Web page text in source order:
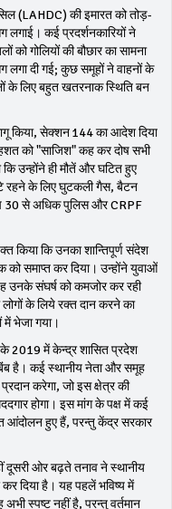
(LAHDC) की इमारत को तोड़-
लगाई। कई प्रदर्शनकारियों ने
गोलियों की बौछार का सामना
लगा दी गई; कुछ समूहों ने वाहनों के
के लिए बहुत खतरनाक स्थिति बन
किया, सेक्शन 144 का आदेश दिया
को "साजिश" कह कर दोष सभी
उन्होंने ही मौतें और घटित हुए
रहने के लिए घुटकली गैस, बैटन
30 से अधिक पुलिस और CRPF
किया कि उनका शान्तिपूर्ण संदेश
को समाप्त कर दिया। उन्होंने युवाओं
उनके संघर्ष को कमजोर कर रही
के लिये रक्त दान करने का
में भेजा गया।
के 2019 में केन्द्र शासित प्रदेश
है। कई स्थानीय नेता और समूह
करेगा, जो इस क्षेत्र की
होगा। इस मांग के पक्ष में कई
आंदोलन हुए हैं, परन्तु केंद्र सरकार
दूसरी ओर बढ़ते तनाव ने स्थानीय
दिया है। यह पहलें भविष्य में
स्पष्ट नहीं है, परन्तु वर्तमान